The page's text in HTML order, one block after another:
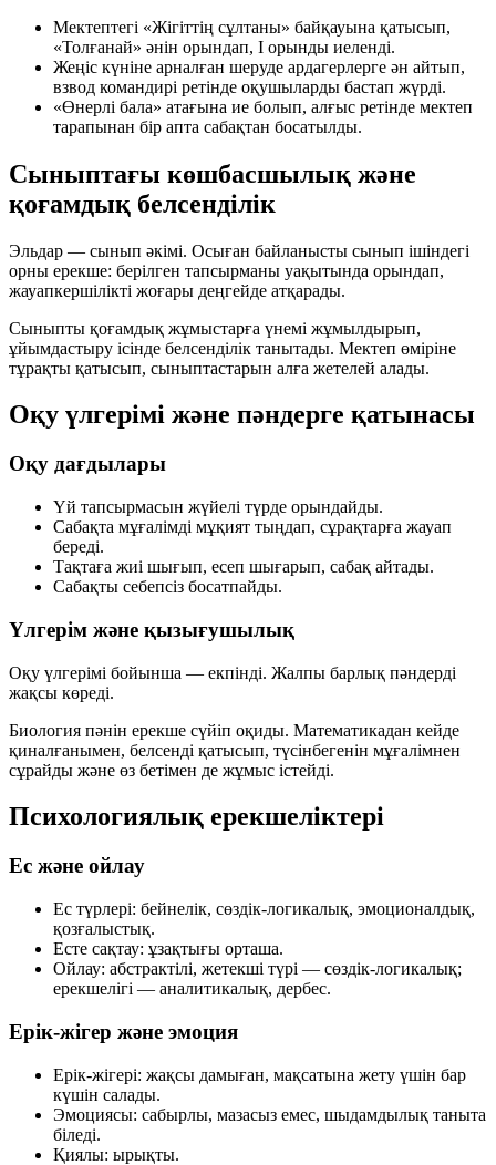
Мектептегі «Жігіттің сұлтаны» байқауына қатысып,
«Толғанай» әнін орындап, I орынды иеленді.
Жеңіс күніне арналған шеруде ардагерлерге ән айтып,
взвод командирі ретінде оқушыларды бастап жүрді.
«Өнерлі бала» атағына ие болып, алғыс ретінде мектеп
тарапынан бір апта сабақтан босатылды.
Сыныптағы көшбасшылық және
қоғамдық белсенділік
Эльдар — сынып әкімі. Осыған байланысты сынып ішіндегі
орны ерекше: берілген тапсырманы уақытында орындап,
жауапкершілікті жоғары деңгейде атқарады.
Сыныпты қоғамдық жұмыстарға үнемі жұмылдырып,
ұйымдастыру ісінде белсенділік танытады. Мектеп өміріне
тұрақты қатысып, сыныптастарын алға жетелей алады.
Оқу үлгерімі және пәндерге қатынасы
Оқу дағдылары
Үй тапсырмасын жүйелі түрде орындайды.
Сабақта мұғалімді мұқият тыңдап, сұрақтарға жауап
береді.
Тақтаға жиі шығып, есеп шығарып, сабақ айтады.
Сабақты себепсіз босатпайды.
Үлгерім және қызығушылық
Оқу үлгерімі бойынша — екпінді. Жалпы барлық пәндерді
жақсы көреді.
Биология пәнін ерекше сүйіп оқиды. Математикадан кейде
қиналғанымен, белсенді қатысып, түсінбегенін мұғалімнен
сұрайды және өз бетімен де жұмыс істейді.
Психологиялық ерекшеліктері
Ес және ойлау
Ес түрлері: бейнелік, сөздік-логикалық, эмоционалдық,
қозғалыстық.
Есте сақтау: ұзақтығы орташа.
Ойлау: абстрактілі, жетекші түрі — сөздік-логикалық;
ерекшелігі — аналитикалық, дербес.
Ерік-жігер және эмоция
Ерік-жігері: жақсы дамыған, мақсатына жету үшін бар
күшін салады.
Эмоциясы: сабырлы, мазасыз емес, шыдамдылық таныта
біледі.
Қиялы: ырықты.